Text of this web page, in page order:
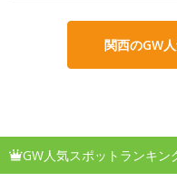
関西のGW
GW人気スポットランキン